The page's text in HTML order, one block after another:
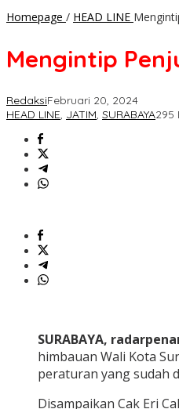
Homepage / HEAD LINE
Mengintip
RedaksiFebruari 20, 2024
HEAD LINE, JATIM, SURABAYA295
SURABAYA,
himbauan Wali Kota
peraturan yang sudah
Disampaikan Cak Eri